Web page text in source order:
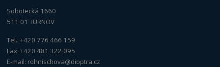
Sobotecká 1660
511 01 TURNOV
Tel.: +420 776 466 159
Fax: +420 481 322 095
E-mail: rohnischova@dioptra.cz